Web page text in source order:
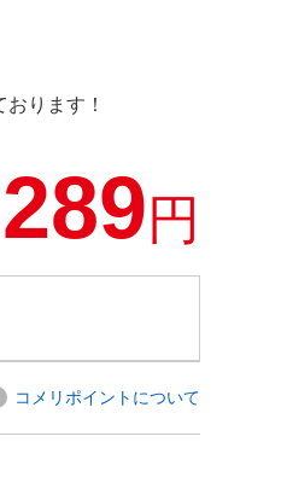
ります！
円
コメリポイントについて